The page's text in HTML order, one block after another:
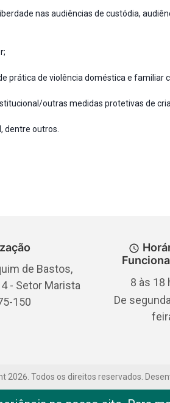
nas audiências de custódia,
prática de violência doméstica e familiar
outras medidas protetivas de
dentre outros.
de Bastos,
- Setor Marista
150
8 às 18
De
2026 Todos os direitos reservados.